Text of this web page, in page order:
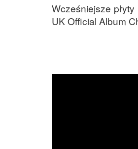
Wcześniejsze
UK Official Album